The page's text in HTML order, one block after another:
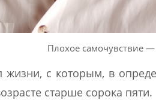
Плохое самочувствие
жизни, с которым, в
старше сорока пяти.